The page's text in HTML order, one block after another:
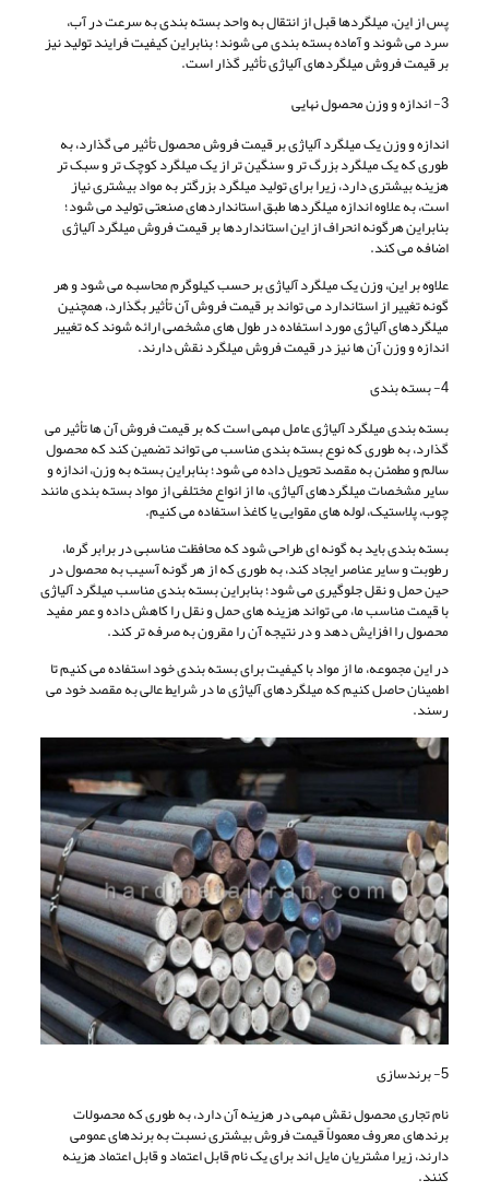
پس از این، میلگردها قبل از انتقال به واحد بسته بندی به سرعت در آب،
سرد می شوند و آماده بسته بندی می شوند؛ بنابراین کیفیت فرایند تولید نیز
بر قیمت فروش میلگردهای آلیاژی تأثیر گذار است.
3- اندازه و وزن محصول نهایی
اندازه و وزن یک میلگرد آلیاژی بر قیمت فروش محصول تأثیر می گذارد، به
طوری که یک میلگرد بزرگ تر و سنگین تر از یک میلگرد کوچک تر و سبک تر
هزینه بیشتری دارد، زیرا برای تولید میلگرد بزرگتر به مواد بیشتری نیاز
است، به علاوه اندازه میلگردها طبق استانداردهای صنعتی تولید می شود؛
بنابراین هرگونه انحراف از این استانداردها بر قیمت فروش میلگرد آلیاژی
اضافه می کند.
علاوه بر این، وزن یک میلگرد آلیاژی بر حسب کیلوگرم محاسبه می شود و هر
گونه تغییر از استاندارد می تواند بر قیمت فروش آن تأثیر بگذارد، همچنین
میلگردهای آلیاژی مورد استفاده در طول های مشخصی ارائه شوند که تغییر
اندازه و وزن آن ها نیز در قیمت فروش میلگرد نقش دارند.
4- بسته بندی
بسته بندی میلگرد آلیاژی عامل مهمی است که بر قیمت فروش آن ها تأثیر می
گذارد، به طوری که نوع بسته بندی مناسب می تواند تضمین کند که محصول
سالم و مطمئن به مقصد تحویل داده می شود؛ بنابراین بسته به وزن، اندازه و
سایر مشخصات میلگردهای آلیاژی، ما از انواع مختلفی از مواد بسته بندی مانند
چوب، پلاستیک، لوله های مقوایی یا کاغذ استفاده می کنیم.
بسته بندی باید به گونه ای طراحی شود که محافظت مناسبی در برابر گرما،
رطوبت و سایر عناصر ایجاد کند، به طوری که از هر گونه آسیب به محصول در
حین حمل و نقل جلوگیری می شود؛ بنابراین بسته بندی مناسب میلگرد آلیاژی
با قیمت مناسب ما، می تواند هزینه های حمل و نقل را کاهش داده و عمر مفید
محصول را افزایش دهد و در نتیجه آن را مقرون به صرفه تر کند.
در این مجموعه، ما از مواد با کیفیت برای بسته بندی خود استفاده می کنیم تا
اطمینان حاصل کنیم که میلگردهای آلیاژی ما در شرایط عالی به مقصد خود می
رسند.
5- برندسازی
نام تجاری محصول نقش مهمی در هزینه آن دارد، به طوری که محصولات
برندهای معروف معمولاً قیمت فروش بیشتری نسبت به برندهای عمومی
دارند، زیرا مشتریان مایل‌ اند برای یک نام قابل اعتماد و قابل اعتماد هزینه
کنند.